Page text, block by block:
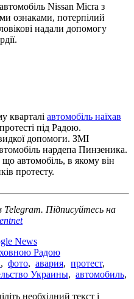
Nissan Micra з
ознаками, потерпілий
надали допомогу
кварталі автомобіль наїхав
під Радою.
допомоги. ЗМІ
нардепа Пинзеника.
що автомобіль, в якому він
протесту.
Telegram. Підписуйтесь на
News
Радою
, фото, авария, протест,
Украины, автомобиль,
необхідний текст і